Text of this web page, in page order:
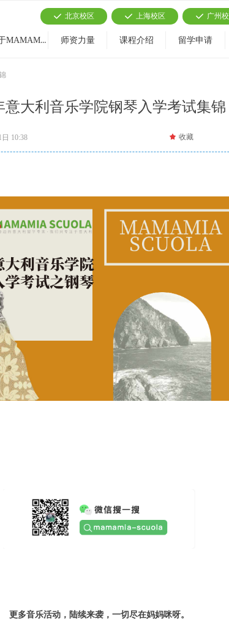
关于MAMAMIA 师资力量 课程介绍 留学申请
끳 广州
끳 北京校区 끳 上海校区
意大利音乐学院钢琴入学考试集锦
更多音乐活动，陆续来袭，一切尽在妈妈咪呀。
10:38 끄 收藏